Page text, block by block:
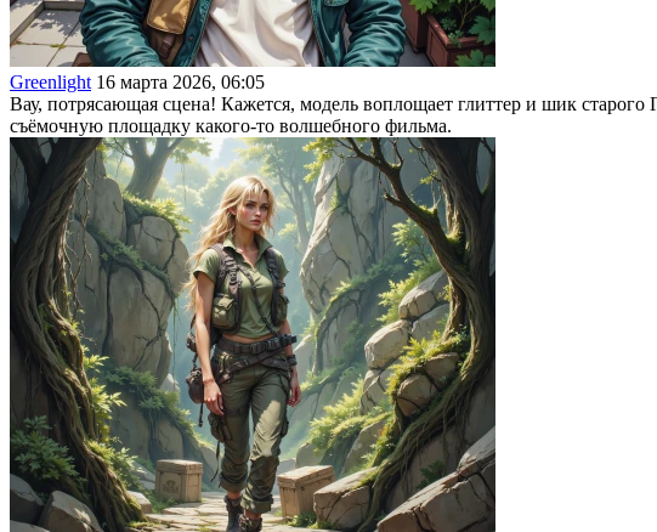
Greenlight 16 марта 2026, 06:05
Вау, потрясающая сцена! Кажется, модель воплощает глиттер и шик
съёмочную площадку какого-то волшебного фильма.